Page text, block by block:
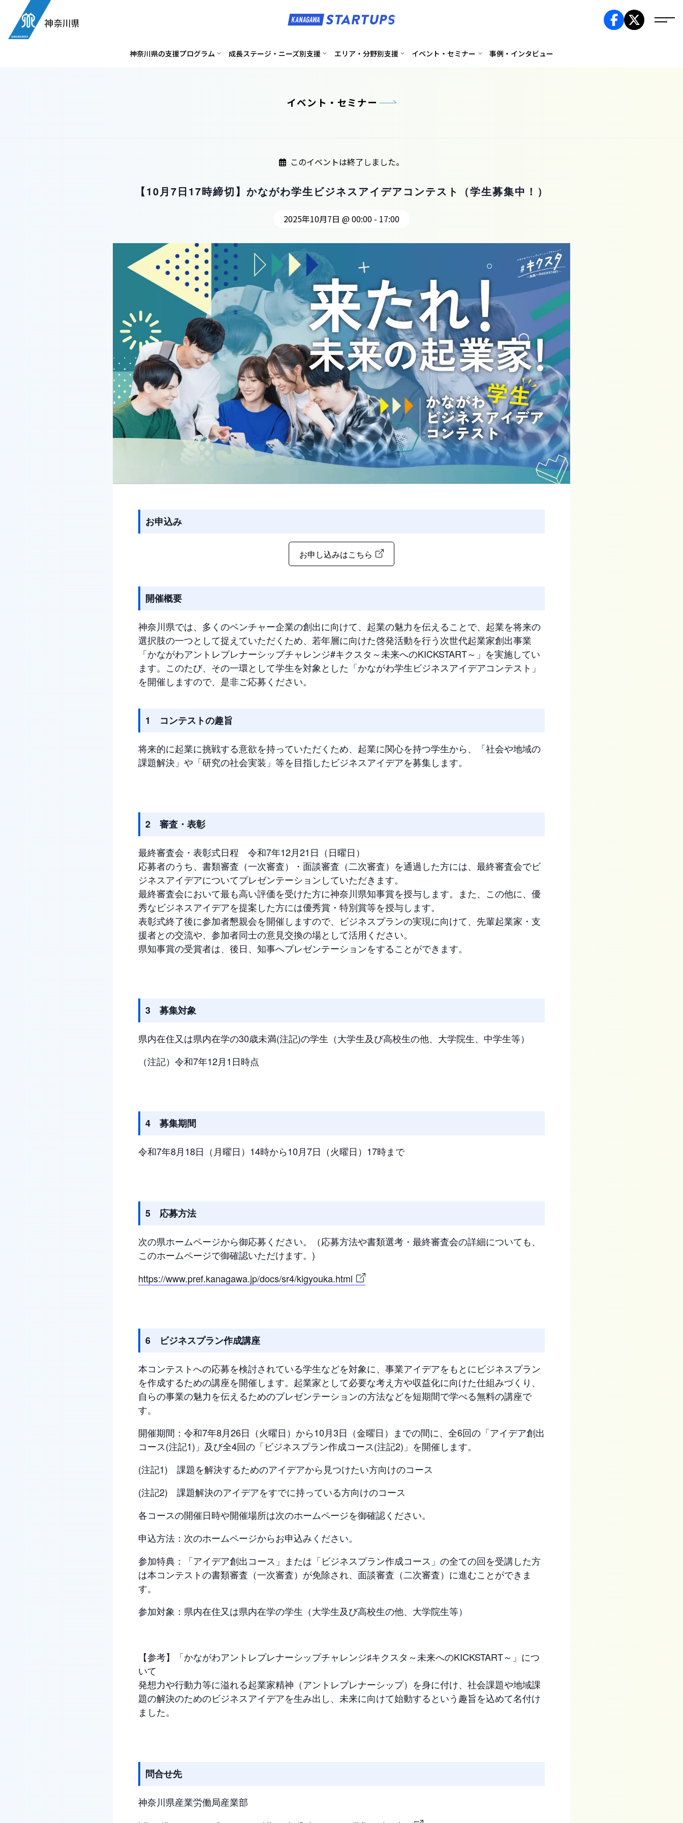
神奈川県の支援プログラム 成長ステージ・ニーズ別支援 エリア・分野別支援 イベント・セミナー 事例・インタビュー
イベント・セミナー
このイベントは終了しました。
【10月7日17時締切】かながわ学生ビジネスアイデアコンテスト（学生募集中！）
2025年10月7日 @ 00:00 - 17:00
お申込み
お申し込みはこちら
開催概要
神奈川県では、多くのベンチャー企業の創出に向けて、起業の魅力を伝えることで、起業を将来の
選択肢の一つとして捉えていただくため、若年層に向けた啓発活動を行う次世代起業家創出事業
「かながわアントレプレナーシップチャレンジ#キクスタ～未来へのKICKSTART～」を実施してい
ます。このたび、その一環として学生を対象とした「かながわ学生ビジネスアイデアコンテスト」
を開催しますので、是非ご応募ください。
1 コンテストの趣旨
将来的に起業に挑戦する意欲を持っていただくため、起業に関心を持つ学生から、「社会や地域の
課題解決」や「研究の社会実装」等を目指したビジネスアイデアを募集します。
2 審査・表彰
最終審査会・表彰式日程 令和7年12月21日（日曜日）
応募者のうち、書類審査（一次審査）・面談審査（二次審査）を通過した方には、最終審査会でビ
ジネスアイデアについてプレゼンテーションしていただきます。
最終審査会において最も高い評価を受けた方に神奈川県知事賞を授与します。また、この他に、優
秀なビジネスアイデアを提案した方には優秀賞・特別賞等を授与します。
表彰式終了後に参加者懇親会を開催しますので、ビジネスプランの実現に向けて、先輩起業家・支
援者との交流や、参加者同士の意見交換の場として活用ください。
県知事賞の受賞者は、後日、知事へプレゼンテーションをすることができます。
3 募集対象
県内在住又は県内在学の30歳未満(注記)の学生（大学生及び高校生の他、大学院生、中学生等）
（注記）令和7年12月1日時点
4 募集期間
令和7年8月18日（月曜日）14時から10月7日（火曜日）17時まで
5 応募方法
次の県ホームページから御応募ください。（応募方法や書類選考・最終審査会の詳細についても、
このホームページで御確認いただけます。)
https://www.pref.kanagawa.jp/docs/sr4/kigyouka.html
6 ビジネスプラン作成講座
本コンテストへの応募を検討されている学生などを対象に、事業アイデアをもとにビジネスプラン
を作成するための講座を開催します。起業家として必要な考え方や収益化に向けた仕組みづくり、
自らの事業の魅力を伝えるためのプレゼンテーションの方法などを短期間で学べる無料の講座で
す。
開催期間：令和7年8月26日（火曜日）から10月3日（金曜日）までの間に、全6回の「アイデア創出
コース(注記1)」及び全4回の「ビジネスプラン作成コース(注記2)」を開催します。
(注記1) 課題を解決するためのアイデアから見つけたい方向けのコース
(注記2) 課題解決のアイデアをすでに持っている方向けのコース
各コースの開催日時や開催場所は次のホームページを御確認ください。
申込方法：次のホームページからお申込みください。
参加特典：「アイデア創出コース」または「ビジネスプラン作成コース」の全ての回を受講した方
は本コンテストの書類審査（一次審査）が免除され、面談審査（二次審査）に進むことができま
す。
参加対象：県内在住又は県内在学の学生（大学生及び高校生の他、大学院生等）
【参考】「かながわアントレプレナーシップチャレンジ♯キクスタ～未来へのKICKSTART～」につ
いて
発想力や行動力等に溢れる起業家精神（アントレプレナーシップ）を身に付け、社会課題や地域課
題の解決のためのビジネスアイデアを生み出し、未来に向けて始動するという趣旨を込めて名付け
ました。
問合せ先
神奈川県産業労働局産業部